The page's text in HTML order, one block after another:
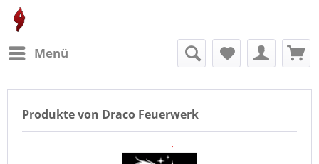
Menü
Produkte von Draco Feuerwerk